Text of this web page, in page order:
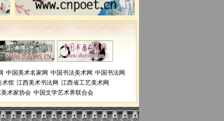
中国美术名家网 中国书法美术网 中国书法网
术馆 江西美术书法网 江西省工艺美术网
术家协会 中国文学艺术界联合会